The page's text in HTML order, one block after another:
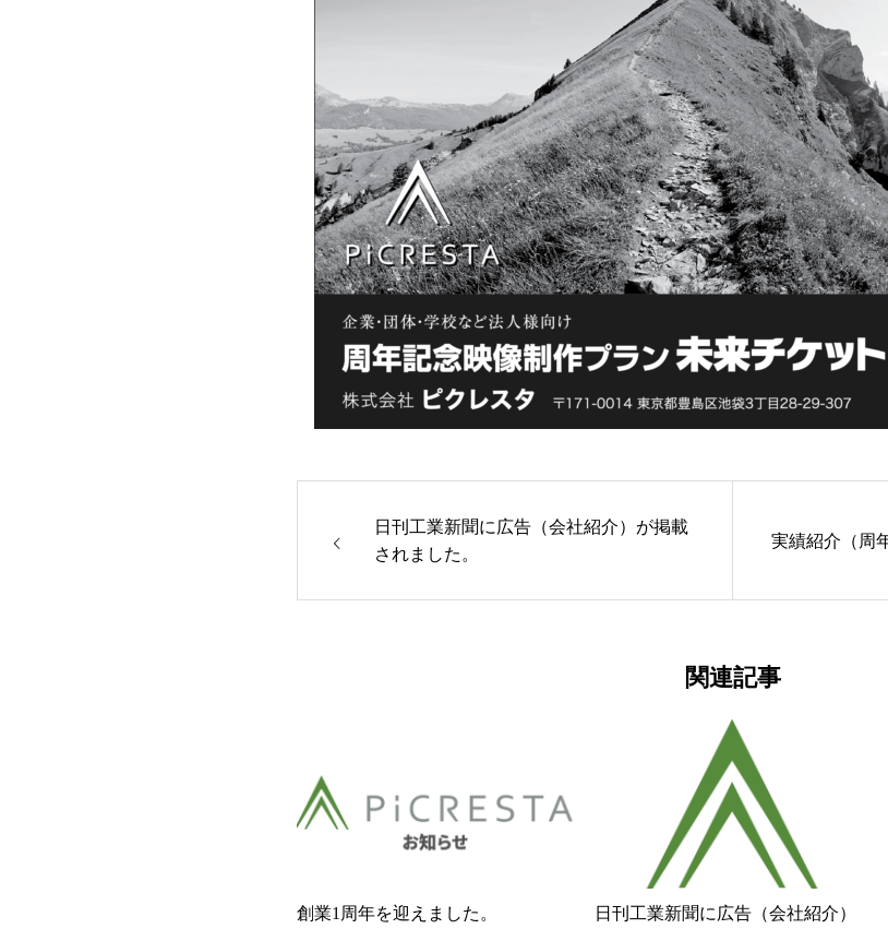
日刊工業新聞に広告（会社紹介）が掲載
されました。
実績紹介（周
関連記事
創業1周年を迎えました。 日刊工業新聞に広告（会社紹介）